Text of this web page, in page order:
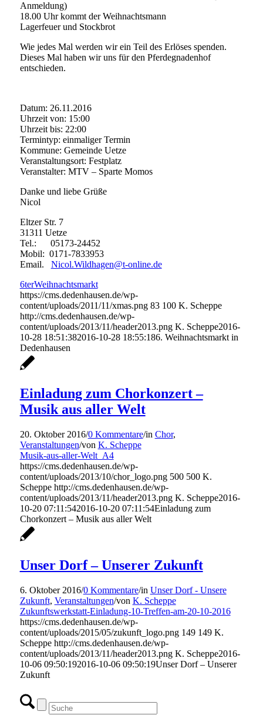
Anmeldung)
18.00 Uhr kommt der Weihnachtsmann
Lagerfeuer und Stockbrot
Wie jedes Mal werden wir ein Teil des Erlöses spenden.
Dieses Mal haben wir uns für den Pferdegnadenhof
entschieden.
Datum: 26.11.2016
Uhrzeit von: 15:00
Uhrzeit bis: 22:00
Termintyp: einmaliger Termin
Kommune: Gemeinde Uetze
Veranstaltungsort: Festplatz
Veranstalter: MTV – Sparte Momos
Danke und liebe Grüße
Nicol
Eltzer Str. 7
31311 Uetze
Tel.: 05173-24452
Mobil: 0171-7833953
Email. Nicol.Wildhagen@t-online.de
6terWeihnachtsmarkt
https://cms.dedenhausen.de/wp-
content/uploads/2011/11/xmas.png 83 100 K. Scheppe
http://cms.dedenhausen.de/wp-
content/uploads/2013/11/header2013.png K. Scheppe2016-
10-28 18:51:382016-10-28 18:55:186. Weihnachtsmarkt in
Dedenhausen
Einladung zum Chorkonzert –
Musik aus aller Welt
20. Oktober 2016/0 Kommentare/in Chor,
Veranstaltungen/von K. Scheppe
Musik-aus-aller-Welt_A4
https://cms.dedenhausen.de/wp-
content/uploads/2013/10/chor_logo.png 500 500 K.
Scheppe http://cms.dedenhausen.de/wp-
content/uploads/2013/11/header2013.png K. Scheppe2016-
10-20 07:11:542016-10-20 07:11:54Einladung zum
Chorkonzert – Musik aus aller Welt
Unser Dorf – Unserer Zukunft
6. Oktober 2016/0 Kommentare/in Unser Dorf - Unsere
Zukunft, Veranstaltungen/von K. Scheppe
Zukunftswerkstatt-Einladung-10-Treffen-am-20-10-2016
https://cms.dedenhausen.de/wp-
content/uploads/2015/05/zukunft_logo.png 149 149 K.
Scheppe http://cms.dedenhausen.de/wp-
content/uploads/2013/11/header2013.png K. Scheppe2016-
10-06 09:50:192016-10-06 09:50:19Unser Dorf – Unserer
Zukunft